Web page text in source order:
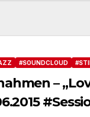
#SOUNDCLOUD
–